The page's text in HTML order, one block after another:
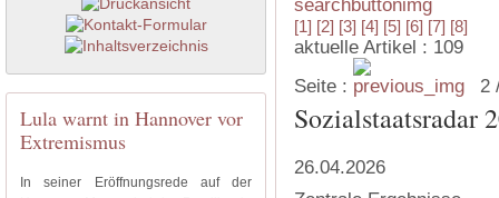
Lula warnt in Hannover vor
Extremismus
In seiner Eröffnungsrede auf der
[1] [2] [3] [4] [5] [6] [7] [8]
aktuelle Artikel : 109
Seite :
2
Sozialstaatsradar
26.04.2026